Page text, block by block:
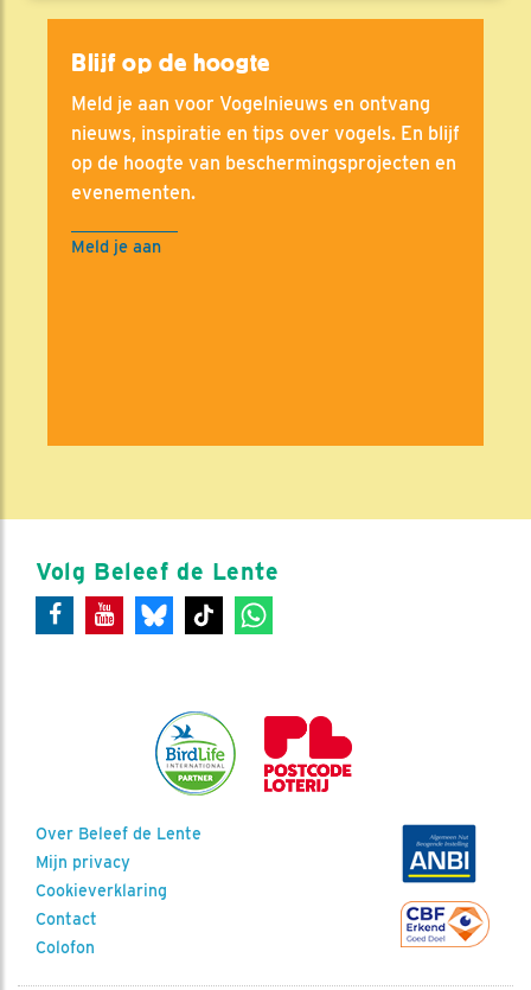
Blijf op de hoogte
Meld je aan voor Vogelnieuws en ontvang
nieuws, inspiratie en tips over vogels. En blijf
op de hoogte van beschermingsprojecten en
evenementen.
Meld je aan
Volg Beleef de Lente
Over Beleef de Lente
Mijn privacy
Cookieverklaring
Contact
Colofon